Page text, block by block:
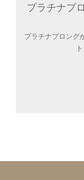
プラチナプ
プラチナプロング